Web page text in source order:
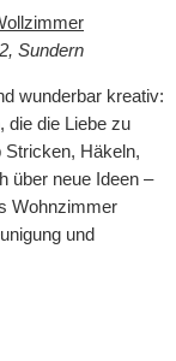
Sundern
wunderbar kreativ:
die die Liebe zu
Stricken, Häkeln,
über neue Ideen –
Wohnzimmer
und